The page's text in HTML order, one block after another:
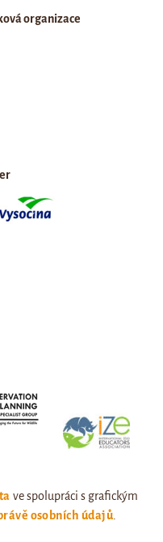
organizace
ve spolupráci s grafickým
osobních údajů